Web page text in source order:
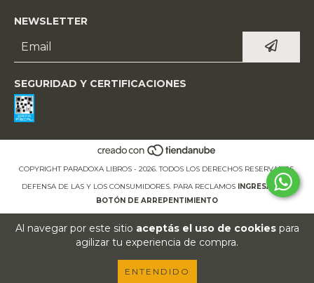
Al navegar por este sitio aceptás el uso de cookiespara
agilizar tu experiencia de compra.
ENTENDIDO
NEWSLETTER
SEGURIDAD Y CERTIFICACIONES
COPYRIGHT PARADOXA LIBROS - 2026. TODOS LOS DERECHOS RESERVADOS.
DEFENSA DE LAS Y LOS CONSUMIDORES. PARA RECLAMOS INGRESÁ ACÁ.
BOTÓN DE ARREPENTIMIENTO